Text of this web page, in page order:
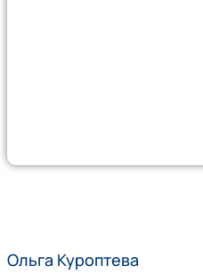
Ольга Куроптева